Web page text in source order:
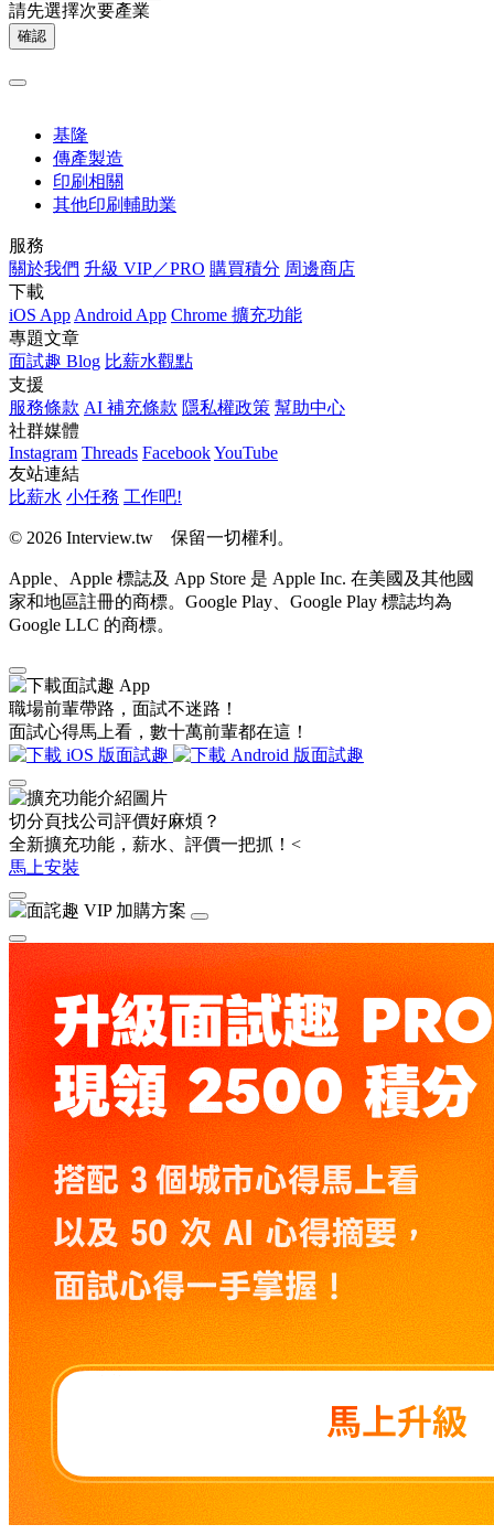
請先選擇次要產業
確認
基隆
傳產製造
印刷相關
其他印刷輔助業
服務
關於我們 升級 VIP／PRO 購買積分 周邊商店
下載
iOS App Android App Chrome 擴充功能
專題文章
面試趣 Blog 比薪水觀點
支援
服務條款 AI 補充條款 隱私權政策 幫助中心
社群媒體
Instagram Threads FacebookYouTube
友站連結
比薪水 小任務 工作吧!
© 2026 Interview.tw 保留一切權利。
Apple、Apple 標誌及 App Store 是 Apple Inc. 在美國及其他國
家和地區註冊的商標。Google Play、Google Play 標誌均為
Google LLC 的商標。
職場前輩帶路，面試不迷路！
面試心得馬上看，數十萬前輩都在這！
切分頁找公司評價好麻煩？
全新擴充功能，薪水、評價一把抓！<
馬上安裝